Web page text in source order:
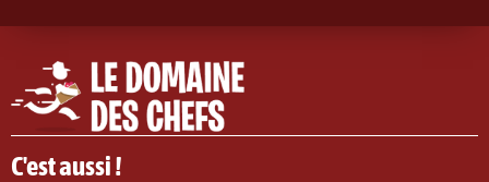
C'est aussi !